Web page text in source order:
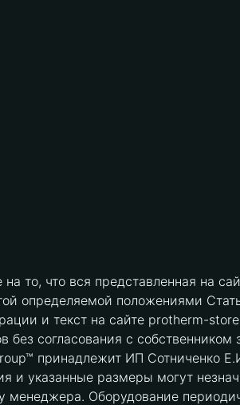
то, что вся представленная на
определяемой положениями
и текст на сайте protherm-
без согласования с собственником
принадлежит ИП Сотниченко
и указанные размеры могут
Оборудование